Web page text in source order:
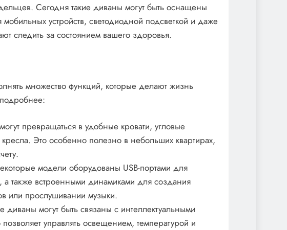
Сегодня такие диваны могут быть оснащены
устройств, светодиодной подсветкой и даже
следить за состоянием вашего здоровья.
множество функций, которые делают жизнь
превращаться в удобные кровати, угловые
Это особенно полезно в небольших квартирах,
модели оборудованы USB-портами для
а также встроенными динамиками для создания
или прослушивании музыки.
диваны могут быть связаны с интеллектуальными
управлять освещением, температурой и